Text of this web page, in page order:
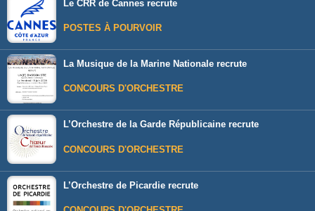
Le CRR de Cannes recrute
POSTES À POURVOIR
La Musique de la Marine Nationale recrute
CONCOURS D'ORCHESTRE
L’Orchestre de la Garde Républicaine recrute
CONCOURS D'ORCHESTRE
L’Orchestre de Picardie recrute